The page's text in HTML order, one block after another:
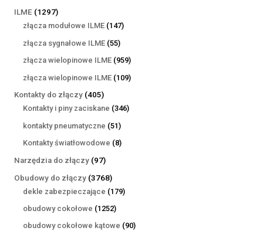
ILME 12971297
produktów
złącza modułowe ILME 147147
złącza sygnałowe ILME 5555
produktów
złącza wielopinowe ILME 959959
produktów
złącza wielopinowe ILME 109109
Kontakty do złączy 405405
produktów
Kontakty i piny zaciskane 346346
kontakty pneumatyczne 5151
produktów
Kontakty światłowodowe 88
Narzędzia do złączy 9797
produktów
Obudowy do złączy 37683768
produktów
dekle zabezpieczające 179179
obudowy cokołowe 12521252
produkty
obudowy cokołowe kątowe 9090